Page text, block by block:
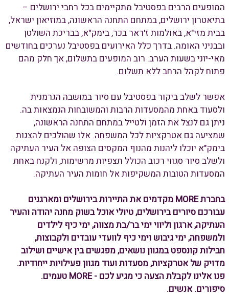
המופעים הרבים בפסטיבל מתקיימים בכל רחבי ירושלים –
בתיאטרון ירושלים, במתחם התחנה הראשונה, במוזיאון ישראל,
בבית מזי"א, באולמות ז'ראר בכר, בימק"א, בבריכת השולטן
ובבניני האומה. בדרך כלל האירועים בפסטיבל נערכים בחודשים
מאי-יוני בשעות הערב. רוב המופעים בתשלום, אך חלק מהם
פתוח לקהל הרחב ללא תשלום.
אפשר לשלב ביקור בפסטיבל עם סיור במושבה הגרמנית
ולסעוד באחת מהמסעדות הרבות והמשובחות הנמצאות בה.
ניתן גם לנצל את הזמן ולטייל במתחם התחנה הראשונה,
שמציעה גם אטרקציות לכל המשפחה. אלו שהולכים להצגות
בימק"א יוכלו ליהנות מהנוף המקסים הצופה אל העיר העתיקה
ולשלב סיור סגווי רכוב הכולל תצפיות מרשימות, ולקנח באחת
המסעדות הטובות המשקיפות אל חומות העיר העתיקה.
בחברת MORE מקדמים את התיירות בירושלים ומארגנים
עבורכם סיורים בירושלים, טיולי אוכל בשוק מחנה יהודה והעיר
העתיקה, ארגון וליווי ימי בר/בת מצווה, ימי כיף לילדים
ולמשפחה, ימי גיבוש וימי כיף לוועדי עובדים ולקבוצות,
חבילות קונספט במגוון נושאים, מפגשים בין אישיים ושילוב
מדויק של אטרקציות, מסעדות ועוד מגוון פעילויות ייחודיות.
פנו אלינו לקבלת הצעה כי מגיע לכם - MORE טעמים.
סיפורים. אנשים.